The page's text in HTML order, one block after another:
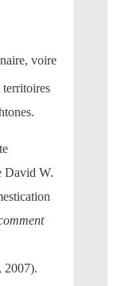
voire
David W.
, 2007).